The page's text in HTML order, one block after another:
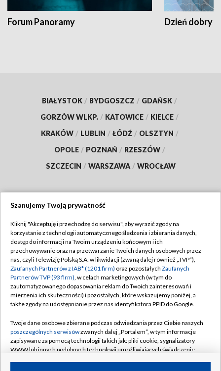
Forum Panoramy Dzień dobry
BIAŁYSTOK / BYDGOSZCZ / GDAŃSK /
GORZÓW WLKP. / KATOWICE / KIELCE /
KRAKÓW / LUBLIN / ŁÓDŹ / OLSZTYN /
OPOLE / POZNAŃ / RZESZÓW /
SZCZECIN / WARSZAWA / WROCŁAW
TVP
Abonament TVP
Emisja w TVP
Centrum informacji TVP
Naziemna Telewizja Cyfrowa
Rada Programowa
System NOS
Informacje o nadawcy
Regulamin TVP
Polityka prywatności
Moje zgody
Pomoc
Kontakt
Kanały
Szanujemy Twoją prywatność
Kliknij "Akceptuję i przechodzę do serwisu", aby wyrazić zgody na
korzystanie z technologii automatycznego śledzenia i zbierania danych,
dostęp do informacji na Twoim urządzeniu końcowym i ich
przechowywanie oraz na przetwarzanie Twoich danych osobowych przez
nas, czyli Telewizję Polską S.A. w likwidacji (zwaną dalej również „TVP”),
Zaufanych Partnerów z IAB* (1201 firm) oraz pozostałych Zaufanych
Partnerów TVP (93 firm), w celach marketingowych (w tym do
zautomatyzowanego dopasowania reklam do Twoich zainteresowań i
mierzenia ich skuteczności) i pozostałych, które wskazujemy poniżej, a
także zgody na udostępnianie przez nas identyfikatora PPID do Google.
Twoje dane osobowe zbierane podczas odwiedzania przez Ciebie naszych
poszczególnych serwisówzwanych dalej „Portalem”, w tym informacje
zapisywane za pomocą technologii takich jak: pliki cookie, sygnalizatory
WWW lub innych podobnych technologii umożliwiających świadczenie